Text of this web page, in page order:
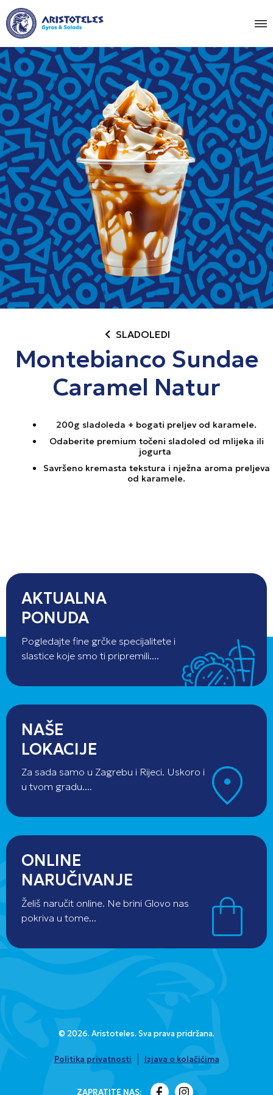
chevron_left SLADOLEDI
Montebianco Sundae
Caramel Natur
200g sladoleda + bogati preljev od karamele.
Odaberite premium točeni sladoled od mlijeka ili
jogurta
Savršeno kremasta tekstura i nježna aroma preljeva
od karamele.
AKTUALNA
PONUDA
Pogledajte fine grčke specijalitete i
slastice koje smo ti pripremili....
NAŠE
LOKACIJE
Za sada samo u Zagrebu i Rijeci. Uskoro i
u tvom gradu....
ONLINE
NARUČIVANJE
Želiš naručit online. Ne brini Glovo nas
pokriva u tome...
© 2026. Aristoteles. Sva prava pridržana.
Politika privatnosti Izjava o kolačićima
ZAPRATITE NAS: